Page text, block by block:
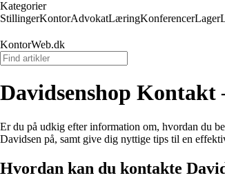
Kategorier
StillingerKontorAdvokatLæringKonferencerLager
KontorWeb.dk
Davidsenshop Kontakt
Er du på udkig efter information om, hvordan du
Davidsen på, samt give dig nyttige tips til en
Hvordan kan du kontakte